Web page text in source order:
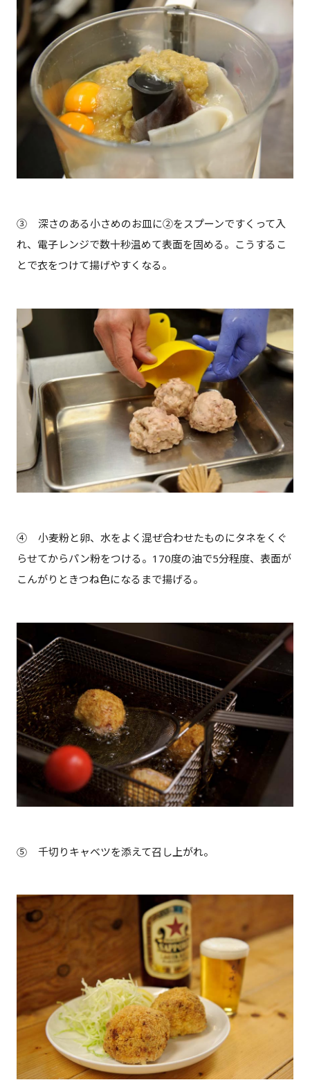
③ 深さのある小さめのお皿に②をスプーンですくって入
れ、電子レンジで数十秒温めて表面を固める。こうするこ
とで衣をつけて揚げやすくなる。
④ 小麦粉と卵、水をよく混ぜ合わせたものにタネをくぐ
らせてからパン粉をつける。170度の油で5分程度、表面が
こんがりときつね色になるまで揚げる。
⑤ 千切りキャベツを添えて召し上がれ。